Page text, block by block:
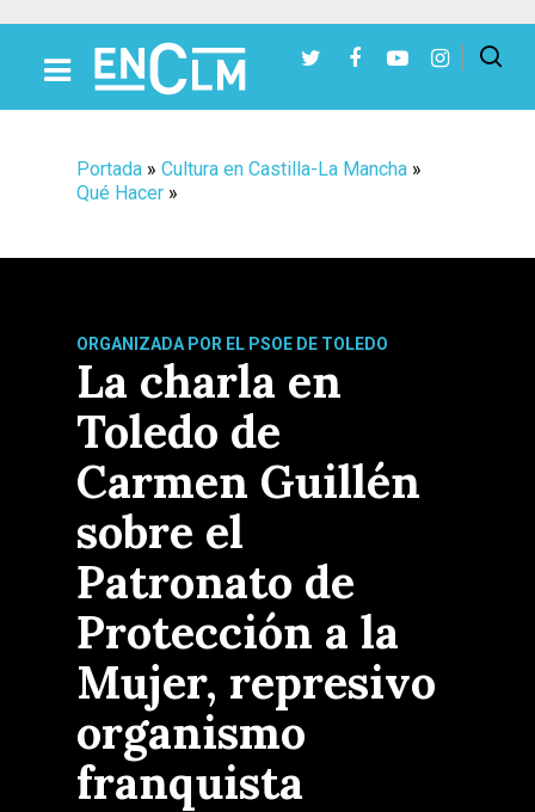
Portada » Cultura en Castilla-La Mancha »
Qué Hacer »
ORGANIZADA POR EL PSOE DE TOLEDO
La charla en
Toledo de
Carmen Guillén
sobre el
Patronato de
Protección a la
Mujer, represivo
organismo
franquista